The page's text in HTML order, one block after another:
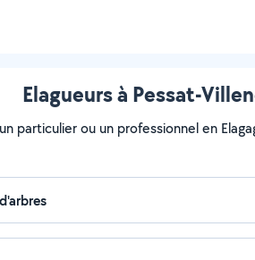
Elagueurs à Pessat-
particulier ou un professionnel en